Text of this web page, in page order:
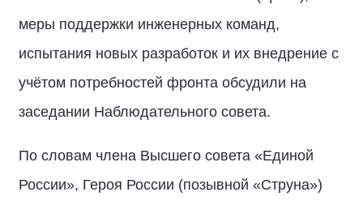
меры поддержки инженерных команд,
испытания новых разработок и их внедрение с
учётом потребностей фронта обсудили на
заседании Наблюдательного совета.
По словам члена Высшего совета «Единой
России», Героя России (позывной «Струна»)